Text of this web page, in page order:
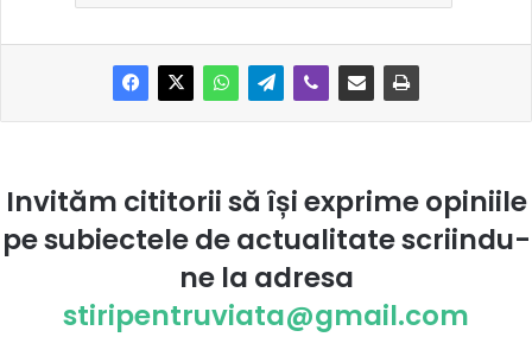
Invităm cititorii să își exprime opiniile
pe subiectele de actualitate scriindu-
ne la adresa
stiripentruviata@gmail.com